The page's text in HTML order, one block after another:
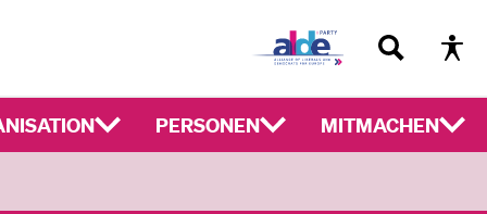
PERSONEN MITMACHEN